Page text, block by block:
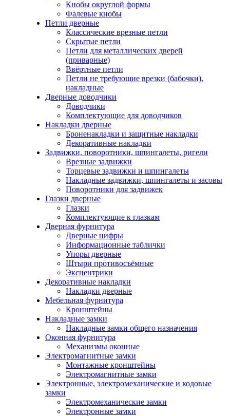
Кнобы округлой формы
Фалевые кнобы
Петли дверные
Классические врезные петли
Скрытые петли
Петли для металлических дверей
(приварные)
Ввёртные петли
Петли не требующие врезки (бабочки),
накладные
Дверные доводчики
Доводчики
Комплектующие для доводчиков
Накладки дверные
Броненакладки и защитные накладки
Декоративные накладки
Задвижки, поворотники, шпингалеты, ригели
Врезные задвижки
Торцевые задвижки и шпингалеты
Накладные задвижки, шпингалеты и засовы
Поворотники для задвижек
Глазки дверные
Глазки
Комплектующие к глазкам
Дверная фурнитура
Дверные цифры
Информационные таблички
Упоры дверные
Штыри противосъёмные
Эксцентрики
Декоративные накладки
Накладки дверные
Мебельная фурнитура
Кронштейны
Накладные замки
Накладные замки общего назначения
Оконная фурнитура
Механизмы оконные
Электромагнитные замки
Монтажные кронштейны
Электромагнитные замки
Электронные, электромеханические и кодовые
замки
Электромеханические замки
Электронные замки